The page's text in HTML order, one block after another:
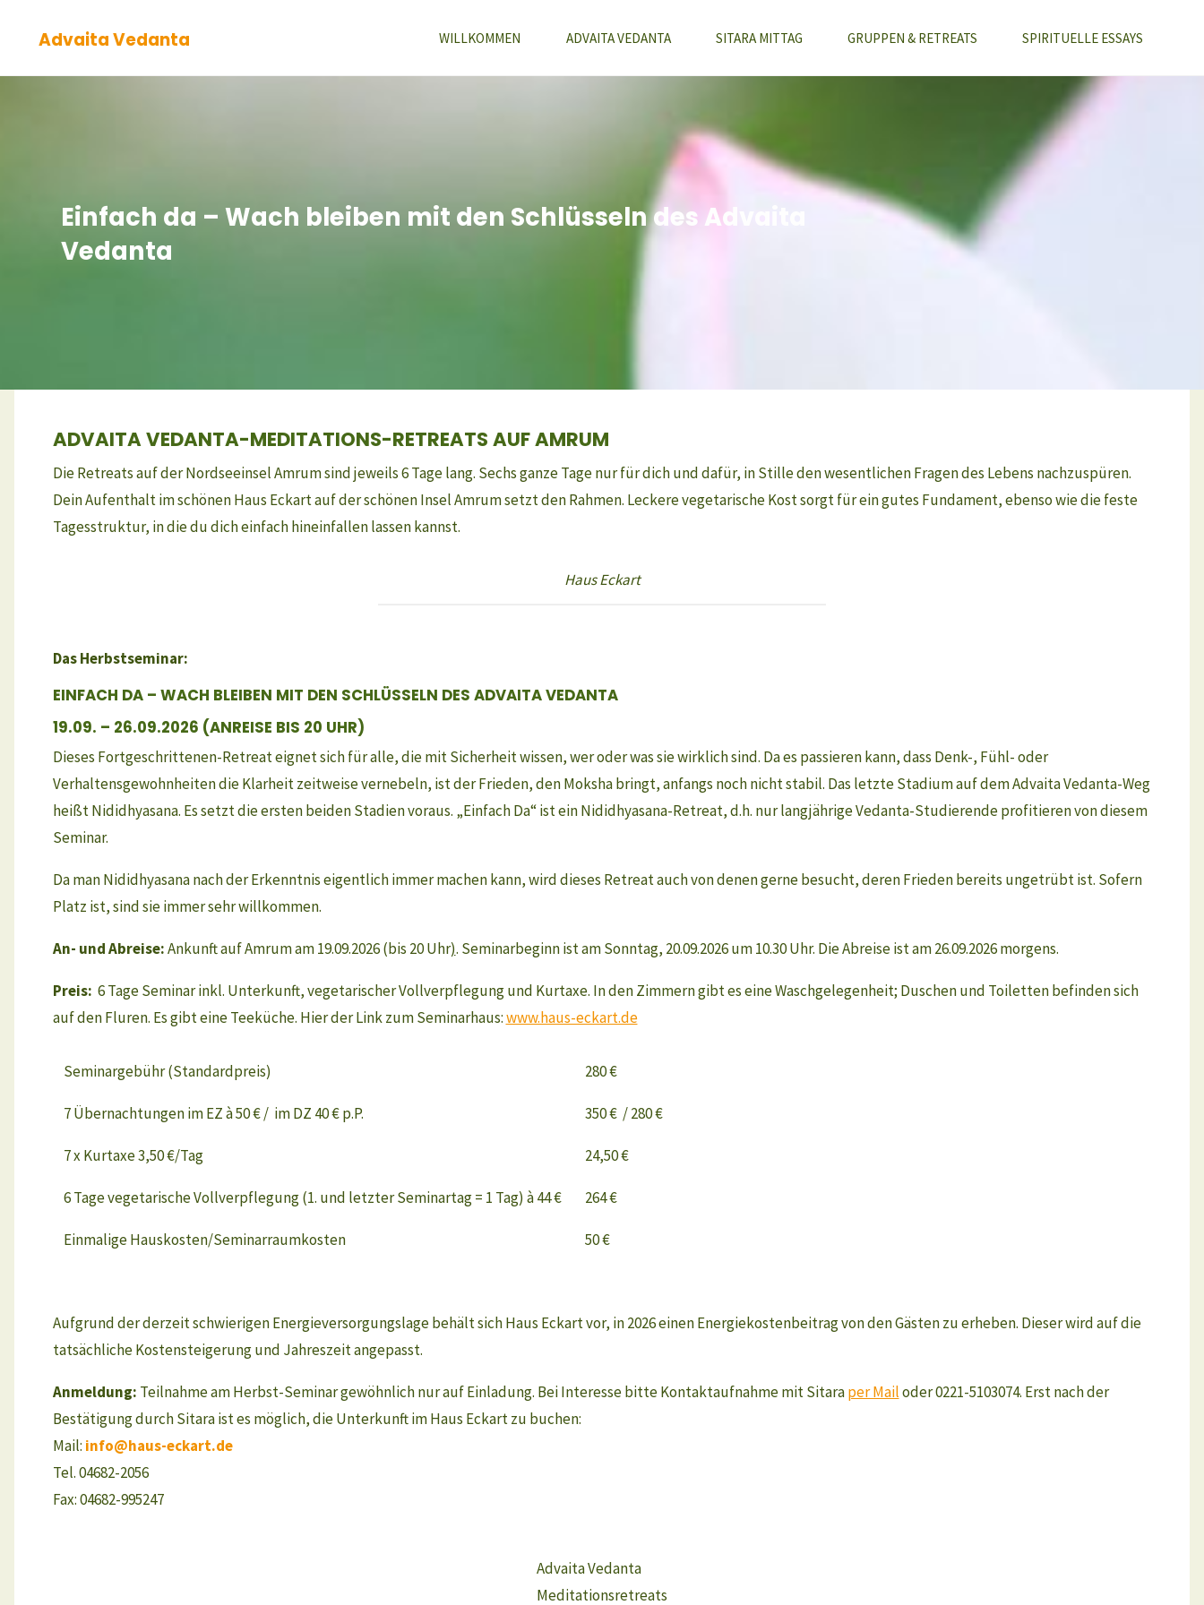
Advaita Vedanta WILLKOMMEN ADVAITA VEDANTA SITARA MITTAG GRUPPEN & RETREATS SPIRITUELLE ESSAYS
Einfach da – Wach bleiben mit den Schlüsseln des Advaita
Vedanta
ADVAITA VEDANTA-MEDITATIONS-RETREATS AUF AMRUM
Die Retreats auf der Nordseeinsel Amrum sind jeweils 6 Tage lang. Sechs ganze Tage nur für dich und dafür, in Stille den wesentlichen Fragen des Lebens nachzuspüren.
Dein Aufenthalt im schönen Haus Eckart auf der schönen Insel Amrum setzt den Rahmen. Leckere vegetarische Kost sorgt für ein gutes Fundament, ebenso wie die feste
Tagesstruktur, in die du dich einfach hineinfallen lassen kannst.
Haus Eckart
Das Herbstseminar:
EINFACH DA – WACH BLEIBEN MIT DEN SCHLÜSSELN DES ADVAITA VEDANTA
19.09. – 26.09.2026 (ANREISE BIS 20 UHR)
Dieses Fortgeschrittenen-Retreat eignet sich für alle, die mit Sicherheit wissen, wer oder was sie wirklich sind. Da es passieren kann, dass Denk-, Fühl- oder
Verhaltensgewohnheiten die Klarheit zeitweise vernebeln, ist der Frieden, den Moksha bringt, anfangs noch nicht stabil. Das letzte Stadium auf dem Advaita Vedanta-Weg
heißt Nididhyasana. Es setzt die ersten beiden Stadien voraus. „Einfach Da“ ist ein Nididhyasana-Retreat, d.h. nur langjährige Vedanta-Studierende profitieren von diesem
Seminar.
Da man Nididhyasana nach der Erkenntnis eigentlich immer machen kann, wird dieses Retreat auch von denen gerne besucht, deren Frieden bereits ungetrübt ist. Sofern
Platz ist, sind sie immer sehr willkommen.
An- und Abreise:Ankunft auf Amrum am 19.09.2026 (bis 20 Uhr). Seminarbeginn ist am Sonntag, 20.09.2026 um 10.30 Uhr. Die Abreise ist am 26.09.2026 morgens.
Preis: 6 Tage Seminar inkl. Unterkunft, vegetarischer Vollverpflegung und Kurtaxe. In den Zimmern gibt es eine Waschgelegenheit; Duschen und Toiletten befinden sich
auf den Fluren. Es gibt eine Teeküche. Hier der Link zum Seminarhaus:www.haus-eckart.de
Seminargebühr (Standardpreis)
7 Übernachtungen im EZ à 50 € / im DZ 40 € p.P.
7 x Kurtaxe 3,50 €/Tag
6 Tage vegetarische Vollverpflegung (1. und letzter Seminartag = 1 Tag) à 44 €
Einmalige Hauskosten/Seminarraumkosten
280 €
350 € / 280 €
24,50 €
264 €
50 €
Aufgrund der derzeit schwierigen Energieversorgungslage behält sich Haus Eckart vor, in 2026 einen Energiekostenbeitrag von den Gästen zu erheben. Dieser wird auf die
tatsächliche Kostensteigerung und Jahreszeit angepasst.
Anmeldung: Teilnahme am Herbst-Seminar gewöhnlich nur auf Einladung. Bei Interesse bitte Kontaktaufnahme mit Sitaraper Mailoder 0221-5103074. Erst nach der
Bestätigung durch Sitara ist es möglich, die Unterkunft im Haus Eckart zu buchen:
Mail: info@haus-eckart.de
Tel. 04682-2056
Fax: 04682-995247
Advaita Vedanta
Meditationsretreats